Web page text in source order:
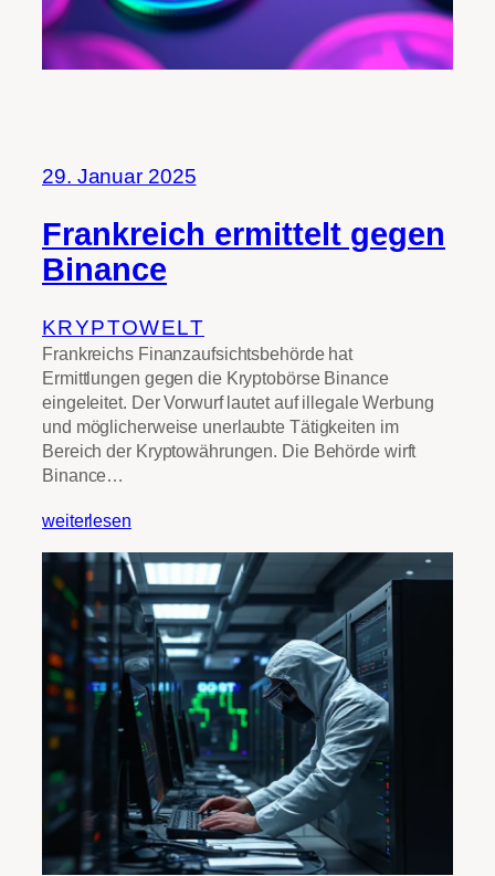
29. Januar 2025
Frankreich ermittelt gegen
Binance
KRYPTOWELT
Frankreichs Finanzaufsichtsbehörde hat
Ermittlungen gegen die Kryptobörse Binance
eingeleitet. Der Vorwurf lautet auf illegale Werbung
und möglicherweise unerlaubte Tätigkeiten im
Bereich der Kryptowährungen. Die Behörde wirft
Binance…
weiterlesen